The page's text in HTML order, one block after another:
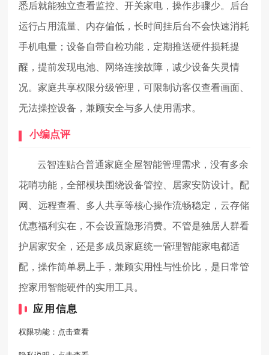
悉后就能独立查看监控、开关家电，操作步骤少。后台
运行占用流量、内存偏低，长时间挂后台不会快速消耗
手机电量；设备自带自检功能，定期推送硬件损耗提
醒，提前发现电池、网络连接故障，减少设备失灵情
况。家庭共享权限分级管理，可限制访客仅查看画面、
无法操控设备，兼顾安全与多人使用需求。
小编点评
云智连贴合普通家庭全屋智能管理需求，没有多余
花哨功能，全部模块围绕设备管控、居家安防设计。配
网、远程查看、多人共享等核心操作流畅稳定，云存储
优惠福利实在，不会设置隐形消费。不管是独居人群看
护居家安全，还是多成员家庭统一管理智能家电都适
配，操作简单易上手，兼顾实用性与性价比，是日常管
控家用智能硬件的实用工具。
应用信息
权限功能： 点击查看